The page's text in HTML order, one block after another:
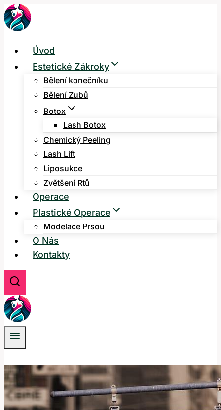
Přeskočit
na
Úvod
Estetické Zákroky
Bělení konečníku
Bělení Zubů
Botox
Lash Botox
Chemický Peeling
Lash Lift
Liposukce
Zvětšení Rtů
Operace
Plastické Operace
Modelace Prsou
O Nás
Kontakty